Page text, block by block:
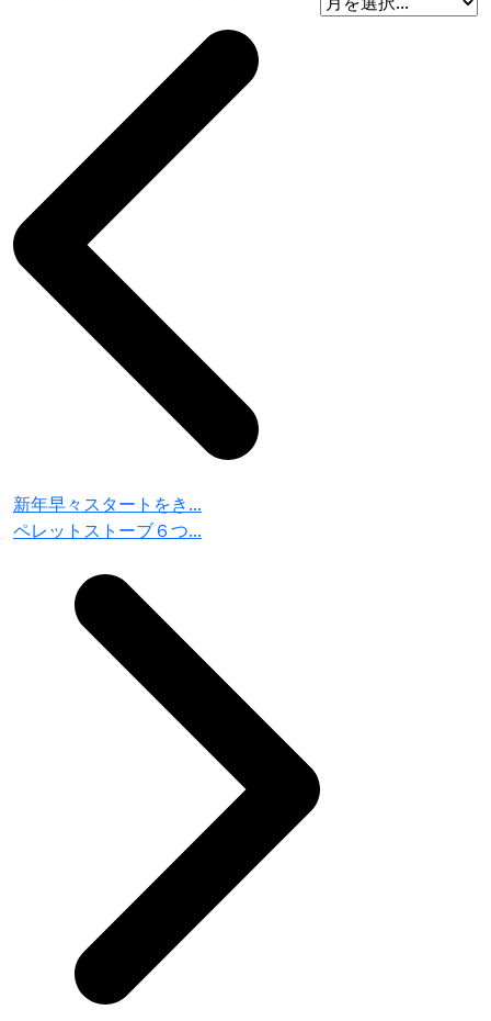
新年早々スタートをき...
ペレットストーブ６つ...